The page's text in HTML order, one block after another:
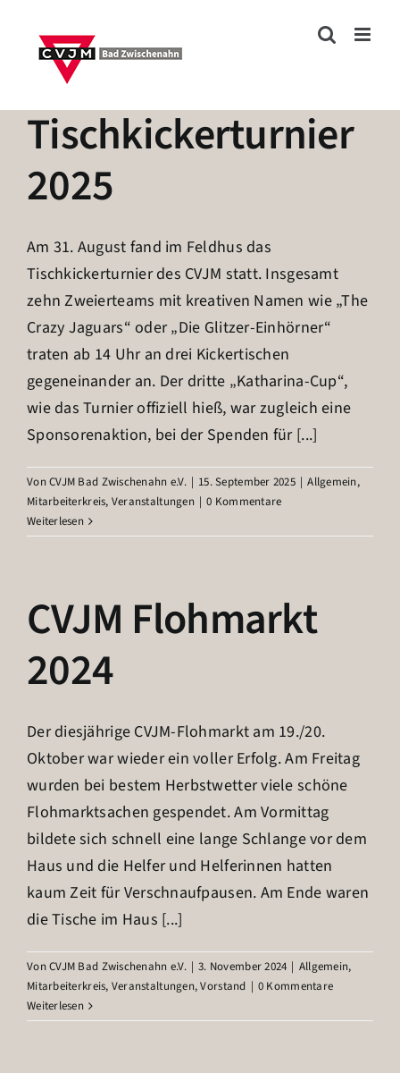
Inhalt
springen
Tischkickerturnier
2025
Am 31. August fand im Feldhus das
Tischkickerturnier des CVJM statt. Insgesamt
zehn Zweierteams mit kreativen Namen wie „The
Crazy Jaguars“ oder „Die Glitzer-Einhörner“
traten ab 14 Uhr an drei Kickertischen
gegeneinander an. Der dritte „Katharina-Cup“,
wie das Turnier offiziell hieß, war zugleich eine
Sponsorenaktion, bei der Spenden für [...]
VonCVJM Bad Zwischenahn e.V. | 15. September 2025 | Allgemein,
Mitarbeiterkreis, Veranstaltungen | 0 Kommentare
Weiterlesen
CVJM Flohmarkt
2024
Der diesjährige CVJM-Flohmarkt am 19./20.
Oktober war wieder ein voller Erfolg. Am Freitag
wurden bei bestem Herbstwetter viele schöne
Flohmarktsachen gespendet. Am Vormittag
bildete sich schnell eine lange Schlange vor dem
Haus und die Helfer und Helferinnen hatten
kaum Zeit für Verschnaufpausen. Am Ende waren
die Tische im Haus [...]
VonCVJM Bad Zwischenahn e.V. | 3. November 2024 | Allgemein,
Mitarbeiterkreis, Veranstaltungen,Vorstand | 0 Kommentare
Weiterlesen